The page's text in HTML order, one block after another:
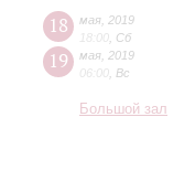
18 мая 2019
18:00 Сб
19 мая 2019
06:00 Вс
Большой зал